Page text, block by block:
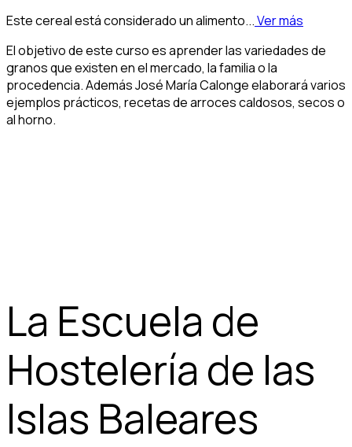
Este cereal está considerado un alimento...Ver más
El objetivo de este curso es aprender las variedades de
granos que existen en el mercado, la familia o la
procedencia. Además José María Calonge elaborará varios
ejemplos prácticos, recetas de arroces caldosos, secos o
al horno.
La Escuela de
Hostelería de las
Islas Baleares